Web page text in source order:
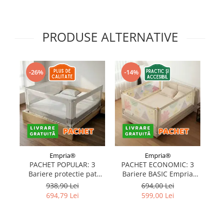
PRODUSE ALTERNATIVE
-26%
Empria®
PACHET POPULAR: 3
Bariere protectie pat
copii, SELECT, 160x200
cm
938,90 Lei
694,79 Lei
-14%
Empria®
PACHET ECONOMIC: 3
Bariere BASIC Empria
protectie pat 160X200 cm
+ bara stabilizatoare
694,00 Lei
599,00 Lei